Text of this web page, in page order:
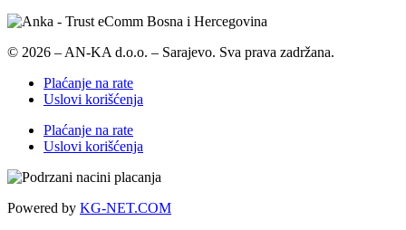
© 2026 – AN-KA d.o.o. – Sarajevo. Sva prava zadržana.
Plaćanje na rate
Uslovi korišćenja
Plaćanje na rate
Uslovi korišćenja
Powered by KG-NET.COM